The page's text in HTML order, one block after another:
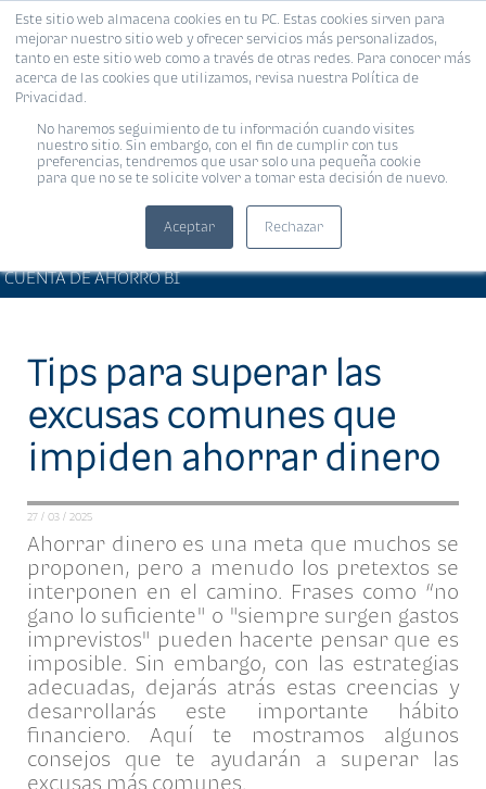
Este sitio web almacena cookies en tu PC. Estas cookies sirven para
mejorar nuestro sitio web y ofrecer servicios más personalizados,
tanto en este sitio web como a través de otras redes. Para conocer más
acerca de las cookies que utilizamos, revisa nuestra Política de
Privacidad.
No haremos seguimiento de tu información cuando visites
nuestro sitio. Sin embargo, con el fin de cumplir con tus
preferencias, tendremos que usar solo una pequeña cookie
para que no se te solicite volver a tomar esta decisión de nuevo.
Aceptar Rechazar
MENÚ
CUENTA DE AHORRO BI
Tips para superar las
excusas comunes que
impiden ahorrar dinero
27 / 03 / 2025
Ahorrar dinero es una meta que muchos se
proponen, pero a menudo los pretextos se
interponen en el camino. Frases como “no
gano lo suficiente" o "siempre surgen gastos
imprevistos" pueden hacerte pensar que es
imposible. Sin embargo, con las estrategias
adecuadas, dejarás atrás estas creencias y
desarrollarás este importante hábito
financiero. Aquí te mostramos algunos
consejos que te ayudarán a superar las
excusas más comunes.